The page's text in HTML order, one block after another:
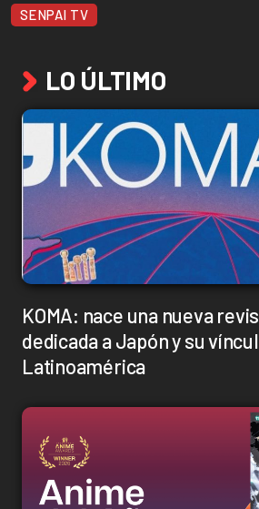
SENPAI TV
LO ÚLTIMO
KOMA: nace una nueva
dedicada a Japón y su
Latinoamérica